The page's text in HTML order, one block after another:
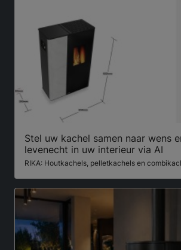
Stel uw kachel samen naar wens
levenecht in uw interieur via AI
RIKA: Houtkachels, pelletkachels en